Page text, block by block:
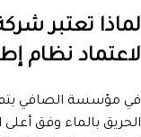
لماذا تعتبر
لاعتماد نظام
في مؤسسة الصافي يتم
الحريق بالماء وفق